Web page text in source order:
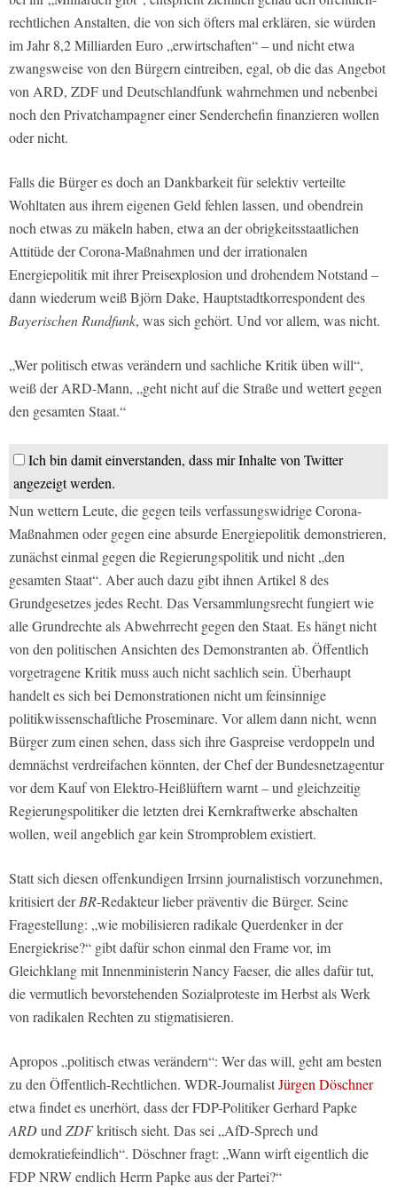
rechtlichen Anstalten, die von sich öfters mal erklären, sie würden
im Jahr 8,2 Milliarden Euro „erwirtschaften“ – und nicht etwa
zwangsweise von den Bürgern eintreiben, egal, ob die das Angebot
von ARD, ZDF und Deutschlandfunk wahrnehmen und nebenbei
noch den Privatchampagner einer Senderchefin finanzieren wollen
oder nicht.
Falls die Bürger es doch an Dankbarkeit für selektiv verteilte
Wohltaten aus ihrem eigenen Geld fehlen lassen, und obendrein
noch etwas zu mäkeln haben, etwa an der obrigkeitsstaatlichen
Attitüde der Corona-Maßnahmen und der irrationalen
Energiepolitik mit ihrer Preisexplosion und drohendem Notstand –
dann wiederum weiß Björn Dake, Hauptstadtkorrespondent des
Bayerischen Rundfunk, was sich gehört. Und vor allem, was nicht.
„Wer politisch etwas verändern und sachliche Kritik üben will“,
weiß der ARD-Mann, „geht nicht auf die Straße und wettert gegen
den gesamten Staat.“
Ich bin damit einverstanden, dass mir Inhalte von Twitter
angezeigt werden.
Nun wettern Leute, die gegen teils verfassungswidrige Corona-
Maßnahmen oder gegen eine absurde Energiepolitik demonstrieren,
zunächst einmal gegen die Regierungspolitik und nicht „den
gesamten Staat“. Aber auch dazu gibt ihnen Artikel 8 des
Grundgesetzes jedes Recht. Das Versammlungsrecht fungiert wie
alle Grundrechte als Abwehrrecht gegen den Staat. Es hängt nicht
von den politischen Ansichten des Demonstranten ab. Öffentlich
vorgetragene Kritik muss auch nicht sachlich sein. Überhaupt
handelt es sich bei Demonstrationen nicht um feinsinnige
politikwissenschaftliche Proseminare. Vor allem dann nicht, wenn
Bürger zum einen sehen, dass sich ihre Gaspreise verdoppeln und
demnächst verdreifachen könnten, der Chef der Bundesnetzagentur
vor dem Kauf von Elektro-Heißlüftern warnt – und gleichzeitig
Regierungspolitiker die letzten drei Kernkraftwerke abschalten
wollen, weil angeblich gar kein Stromproblem existiert.
Statt sich diesen offenkundigen Irrsinn journalistisch vorzunehmen,
kritisiert derBR-Redakteur lieber präventiv die Bürger. Seine
Fragestellung: „wie mobilisieren radikale Querdenker in der
Energiekrise?“ gibt dafür schon einmal den Frame vor, im
Gleichklang mit Innenministerin Nancy Faeser, die alles dafür tut,
die vermutlich bevorstehenden Sozialproteste im Herbst als Werk
von radikalen Rechten zu stigmatisieren.
Apropos „politisch etwas verändern“: Wer das will, geht am besten
zu den Öffentlich-Rechtlichen. WDR-JournalistJürgen Döschner
etwa findet es unerhört, dass der FDP-Politiker Gerhard Papke
ARDundZDFkritisch sieht. Das sei „AfD-Sprech und
demokratiefeindlich“. Döschner fragt: „Wann wirft eigentlich die
FDP NRW endlich Herrn Papke aus der Partei?“